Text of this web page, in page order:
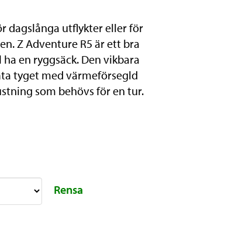
dagslånga utflykter eller för
Z Adventure R5 är ett bra
en ryggsäck. Den vikbara
tyget med värmeförsegld
som behövs för en tur.
Rensa